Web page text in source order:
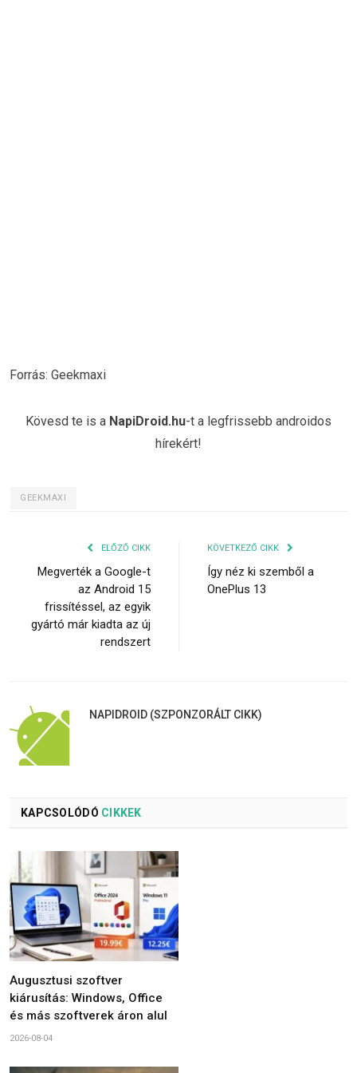
Forrás: Geekmaxi
Kövesd te is a NapiDroid.hu-t a legfrissebb androidos
hírekért!
GEEKMAXI
ELŐZŐ CIKK
Megverték a Google-t
az Android 15
frissítéssel, az egyik
gyártó már kiadta az új
rendszert
KÖVETKEZŐ CIKK
Így néz ki szemből a
OnePlus 13
NAPIDROID (SZPONZORÁLT CIKK)
KAPCSOLÓDÓ CIKKEK
Augusztusi szoftver
kiárusítás: Windows, Office
és más szoftverek áron alul
2026-08-04